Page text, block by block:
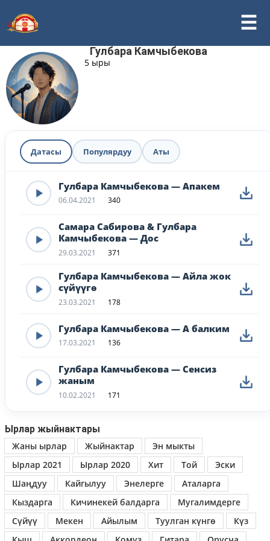
Гулбара Камчыбекова
5 ыры
Датасы Популярдуу Аты
Гулбара Камчыбекова — Апакем
06.04.2021 340
Самара Сабирова & Гулбара
Камчыбекова — Дос
29.03.2021 371
Гулбара Камчыбекова — Айла жок
сүйүүгө
23.03.2021 178
Гулбара Камчыбекова — А балким
17.03.2021 136
Гулбара Камчыбекова — Сенсиз
жаным
10.02.2021 171
Ырлар жыйнактары
Жаны ырлар
Жыйнактар
Эн мыкты
Ырлар 2021
Ырлар 2020 Хит Той
Эски
Шаңдуу
Кайгылуу Энелерге
Аталарга
Кыздарга
Кичинекей балдарга
Мугалимдерге
Сүйүү
Мекен Айылым Туулган күнгө
Күз